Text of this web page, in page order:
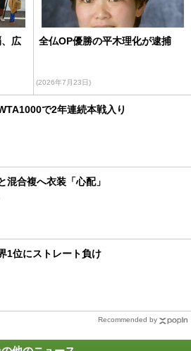
広
全仏OP優勝の平木理化が逮捕
(2026年7月23日)
で2年連続本戦入り
混合複へ衣装「心配」
1位にストレート負け
Recommended by